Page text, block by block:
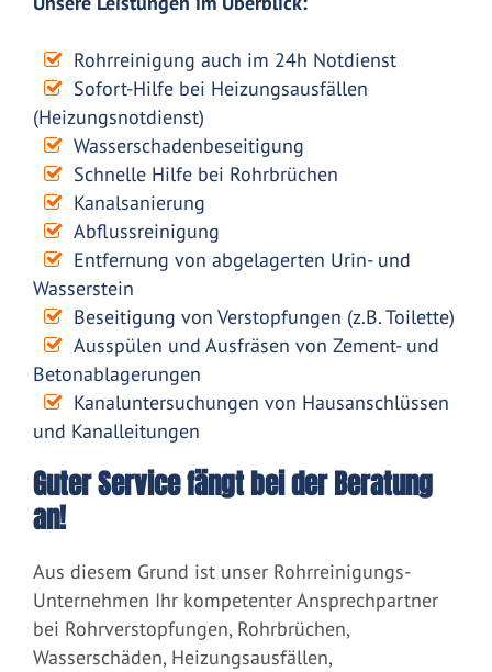
Rohrreinigung auch im 24h Notdienst
Sofort-Hilfe bei Heizungsausfällen
(Heizungsnotdienst)
Wasserschadenbeseitigung
Schnelle Hilfe bei Rohrbrüchen
Kanalsanierung
Abflussreinigung
Entfernung von abgelagerten Urin- und
Wasserstein
Beseitigung von Verstopfungen (z.B. Toilette)
Ausspülen und Ausfräsen von Zement- und
Betonablagerungen
Kanaluntersuchungen von Hausanschlüssen
und Kanalleitungen
Guter Service fängt bei der Beratung
an!
Aus diesem Grund ist unser Rohrreinigungs-
Unternehmen Ihr kompetenter Ansprechpartner
bei Rohrverstopfungen, Rohrbrüchen,
Wasserschäden, Heizungsausfällen,